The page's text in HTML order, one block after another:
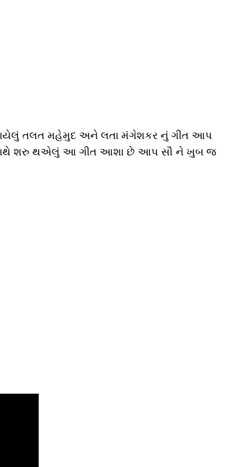
એ ગાયેલું તલત મહેમુદ અને લતા મંગેશકર નું ગીત આપ
સાથે શરુ થએલું આ ગીત આશા છે આપ સૌ ને ખુબ જ